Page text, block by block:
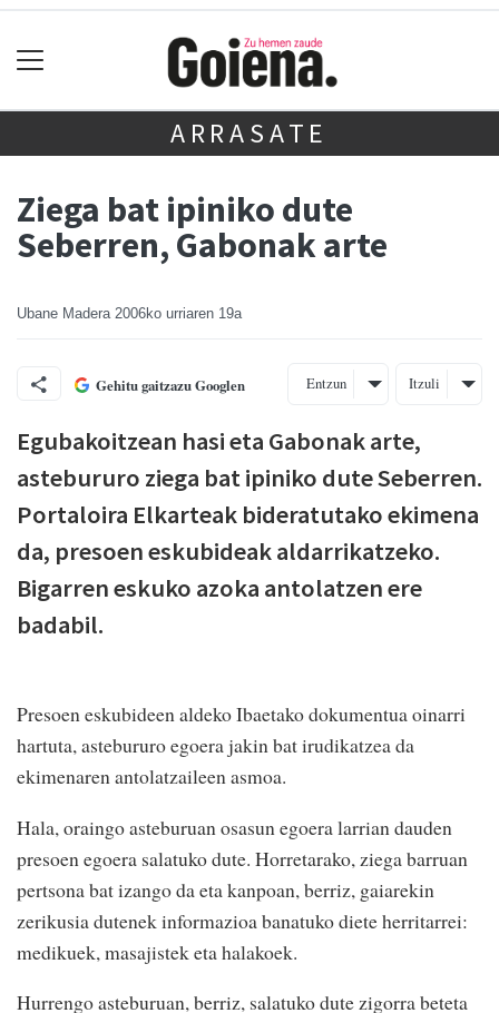
ARRASATE
Ziega bat ipiniko dute
Seberren, Gabonak arte
Ubane Madera 2006ko urriaren 19a
Gehitu gaitzazu Googlen Entzun Itzuli
Egubakoitzean hasi eta Gabonak arte,
astebururo ziega bat ipiniko dute Seberren.
Portaloira Elkarteak bideratutako ekimena
da, presoen eskubideak aldarrikatzeko.
Bigarren eskuko azoka antolatzen ere
badabil.
Presoen eskubideen aldeko Ibaetako dokumentua oinarri
hartuta, astebururo egoera jakin bat irudikatzea da
ekimenaren antolatzaileen asmoa.
Hala, oraingo asteburuan osasun egoera larrian dauden
presoen egoera salatuko dute. Horretarako, ziega barruan
pertsona bat izango da eta kanpoan, berriz, gaiarekin
zerikusia dutenek informazioa banatuko diete herritarrei:
medikuek, masajistek eta halakoek.
Hurrengo asteburuan, berriz, salatuko dute zigorra beteta